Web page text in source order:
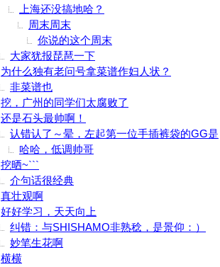
上海还没搞地哈？
周末周末
你说的这个周末
大家犹报琵琶一下
为什么独有老问号拿菜谱作妇人状？
非菜谱也
挖，广州的同学们太腐败了
还是石头最帅啊！
认错认了～晕，左起第一位手插裤袋的GG是
哈哈，低调帅哥
挖晒~```
介句话很经典
真壮观啊
好好学习，天天向上
纠错：与SHISHAMO非熟稔，是景仰：）
妙笔生花啊
横横